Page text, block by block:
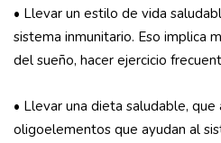
• Llevar un estilo de vida
sistema inmunitario. Eso implica
del sueño, hacer ejercicio
• Llevar una dieta saludable,
oligoelementos que ayudan al